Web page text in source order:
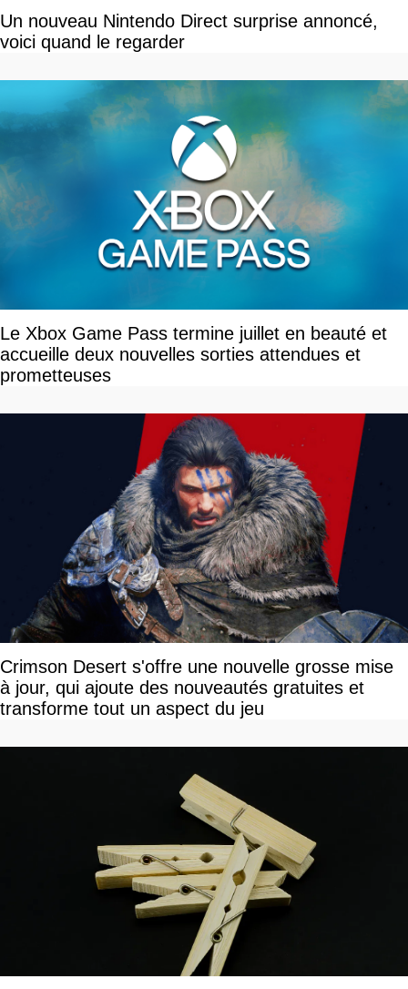
Un nouveau Nintendo Direct surprise annoncé,
voici quand le regarder
Le Xbox Game Pass termine juillet en beauté et
accueille deux nouvelles sorties attendues et
prometteuses
Crimson Desert s'offre une nouvelle grosse mise
à jour, qui ajoute des nouveautés gratuites et
transforme tout un aspect du jeu